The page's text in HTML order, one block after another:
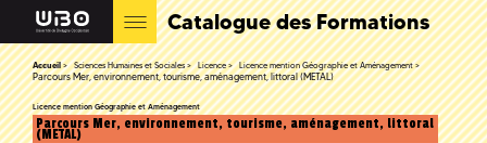
Catalogue des Formations
Accueil Sciences Humaines et Sociales Licence Licence mention Géographie et Aménagement
Parcours Mer, environnement, tourisme, aménagement, littoral (METAL)
Licence mention Géographie et Aménagement
Parcours Mer, environnement, tourisme, aménagement, littoral
(METAL)